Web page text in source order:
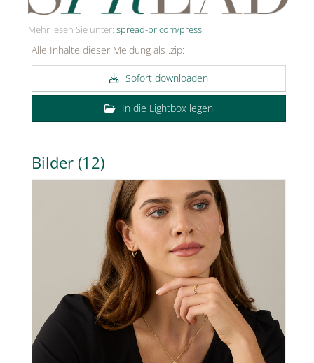
Mehr lesen Sie unter: spread-pr.com/press
Alle Inhalte dieser Meldung als .zip:
Sofort downloaden
In die Lightbox legen
Bilder (12)